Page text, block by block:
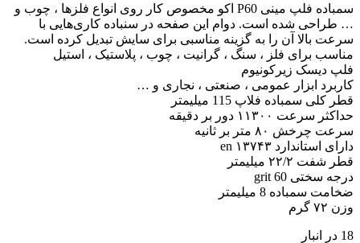
سمباده فلپ مینی P60 اکو مخصوص کار روی انواع فلزها ، چوب و
… طراحی شده است. دوام این صفحه در سنباده کاری‌هایی با
سرعت بالا آن را به گزینه مناسبی برای سایش تبدیل کرده است.
مناسب برای فلز ، سنگ ، گرانیت ، چوب ، پلاستیک ، استیل
فلپ دیسک زیرکونیوم
کاربرد ابزار عمومی ، صنعتی ، نجاری و …
قطر کلی سمباده فلاپ 115 میلیمتر
حداکثر سرعت ۱۱۳۰۰ دور بر دقیقه
سرعت چرخش ۸۰ متر بر ثانیه
دارای استاندارد en ۱۳۷۴۳
قطر شفت ۲۲/۲ میلیمتر
درجه سختی 60 grit
ضخامت سمباده 8 میلیمتر
وزن ۷۲ گرم
18 در انبار